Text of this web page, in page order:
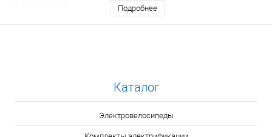
Подробнее
Каталог
Электровелосипеды